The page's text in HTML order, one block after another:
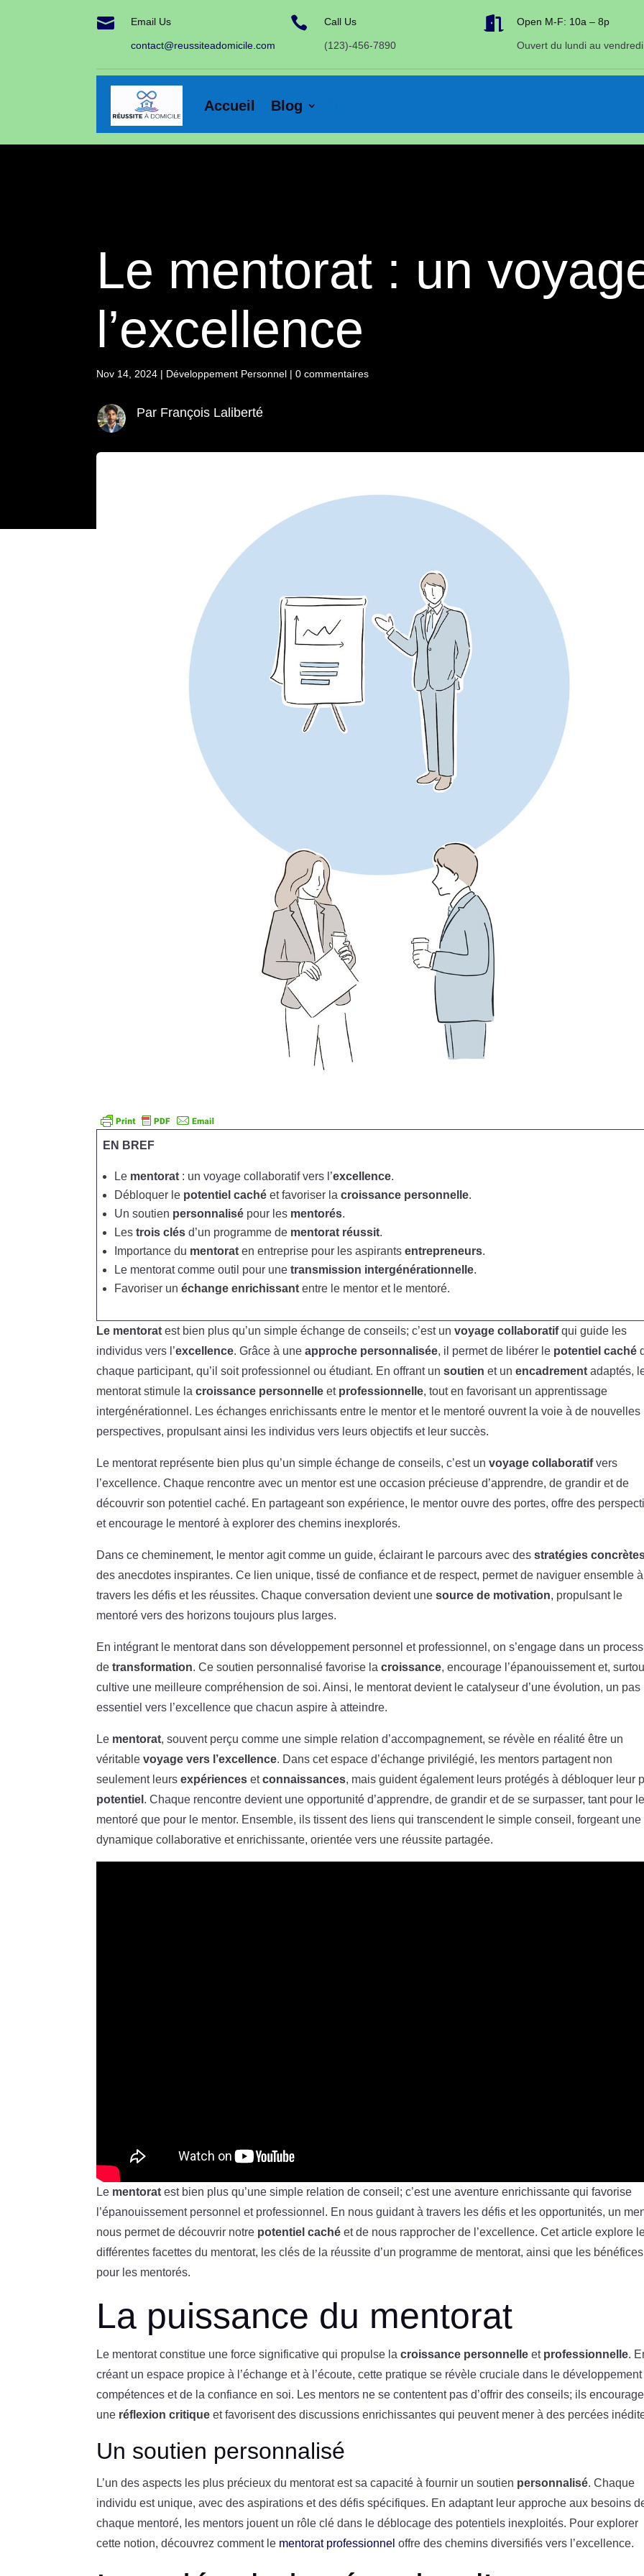
 Email Us
contact@reussiteadomicile.com
 Call Us
(123)-456-7890
 Open M-F: 10a – 8p
Ouvert du lundi au vendredi
Accueil Blog
Le mentorat : un
l’excellence
Nov 14, 2024 | Développement Personnel |0 commentaires
Par François Laliberté
EN BREF
Le mentorat : un voyage collaboratif vers l’excellence.
Débloquer le potentiel caché et favoriser lacroissance personnelle.
Un soutien personnalisé pour les mentorés.
Lestrois clés d’un programme de mentorat réussit.
Importance du mentorat en entreprise pour les aspirantsentrepreneurs.
Le mentorat comme outil pour unetransmission intergénérationnelle.
Favoriser unéchange enrichissant entre le mentor et le mentoré.
Le mentorat est bien plus qu’un simple échange de conseils; c’est unvoyage collaboratifqui guide les
individus vers l’excellence. Grâce à uneapproche personnalisée, il permet de libérer le potentiel caché
chaque participant, qu’il soit professionnel ou étudiant. En offrant unsoutien et unencadrement adaptés,
mentorat stimule lacroissance personnelle et professionnelle, tout en favorisant un apprentissage
intergénérationnel. Les échanges enrichissants entre le mentor et le mentoré ouvrent la voie à de nouvelles
perspectives, propulsant ainsi les individus vers leurs objectifs et leur succès.
Le mentorat représente bien plus qu’un simple échange de conseils, c’est unvoyage collaboratifvers
l’excellence. Chaque rencontre avec un mentor est une occasion précieuse d’apprendre, de grandir et de
découvrir son potentiel caché. En partageant son expérience, le mentor ouvre des portes, offre des
et encourage le mentoré à explorer des chemins inexplorés.
Dans ce cheminement, le mentor agit comme un guide, éclairant le parcours avec desstratégies
des anecdotes inspirantes. Ce lien unique, tissé de confiance et de respect, permet de naviguer ensemble à
travers les défis et les réussites. Chaque conversation devient unesource de motivation, propulsant le
mentoré vers des horizons toujours plus larges.
En intégrant le mentorat dans son développement personnel et professionnel, on s’engage dans un
detransformation. Ce soutien personnalisé favorise lacroissance, encourage l’épanouissement et,
cultive une meilleure compréhension de soi. Ainsi, le mentorat devient le catalyseur d’une évolution, un pas
essentiel vers l’excellence que chacun aspire à atteindre.
Le mentorat, souvent perçu comme une simple relation d’accompagnement, se révèle en réalité être un
véritablevoyage vers l’excellence. Dans cet espace d’échange privilégié, les mentors partagent non
seulement leursexpériences etconnaissances, mais guident également leurs protégés à débloquer leur
potentiel . Chaque rencontre devient une opportunité d’apprendre, de grandir et de se surpasser, tant pour le
mentoré que pour le mentor. Ensemble, ils tissent des liens qui transcendent le simple conseil, forgeant une
dynamique collaborative et enrichissante, orientée vers une réussite partagée.
Le mentorat est bien plus qu’une simple relation de conseil; c’est une aventure enrichissante qui favorise
l’épanouissement personnel et professionnel. En nous guidant à travers les défis et les opportunités, un
nous permet de découvrir notre potentiel caché et de nous rapprocher de l’excellence. Cet article explore
différentes facettes du mentorat, les clés de la réussite d’un programme de mentorat, ainsi que les bénéfices
pour les mentorés.
La puissance du mentorat
Le mentorat constitue une force significative qui propulse lacroissance personnelle et professionnelle.
créant un espace propice à l’échange et à l’écoute, cette pratique se révèle cruciale dans le
compétences et de la confiance en soi. Les mentors ne se contentent pas d’offrir des conseils; ils
une réflexion critique et favorisent des discussions enrichissantes qui peuvent mener à des percées
Un soutien personnalisé
L’un des aspects les plus précieux du mentorat est sa capacité à fournir un soutien personnalisé. Chaque
individu est unique, avec des aspirations et des défis spécifiques. En adaptant leur approche aux besoins
chaque mentoré, les mentors jouent un rôle clé dans le déblocage des potentiels inexploités. Pour explorer
cette notion, découvrez comment le mentorat professionnel offre des chemins diversifiés vers l’excellence.